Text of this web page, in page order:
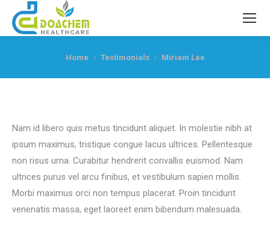
You are here:
Home Testimonials Miriam Lee
Nam id libero quis metus tincidunt aliquet. In molestie nibh at
ipsum maximus, tristique congue lacus ultrices. Pellentesque
non risus urna. Curabitur hendrerit convallis euismod. Nam
ultrices purus vel arcu finibus, et vestibulum sapien mollis.
Morbi maximus orci non tempus placerat. Proin tincidunt
venenatis massa, eget laoreet enim bibendum malesuada.